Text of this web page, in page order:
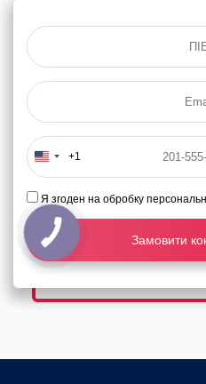
+1
Я згоден на обробку